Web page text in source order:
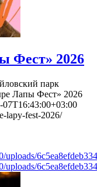
Фест» 2026
парк
Лапы Фест» 2026
07T16:43:00+03:00
lapy-fest-2026/
uploads/
uploads/